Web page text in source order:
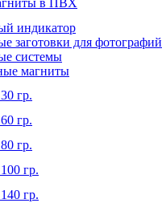
индикатор
заготовки для фотографий
системы
магниты
гр.
гр.
гр.
гр.
гр.